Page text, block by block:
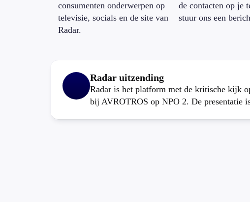
consumenten onderwerpen op
televisie, socials en de site van
Radar.
de contacten op je
stuur ons een
Radar uitzending
Radar is het platform met de kritische kijk
bij AVROTROS op NPO 2. De presentatie